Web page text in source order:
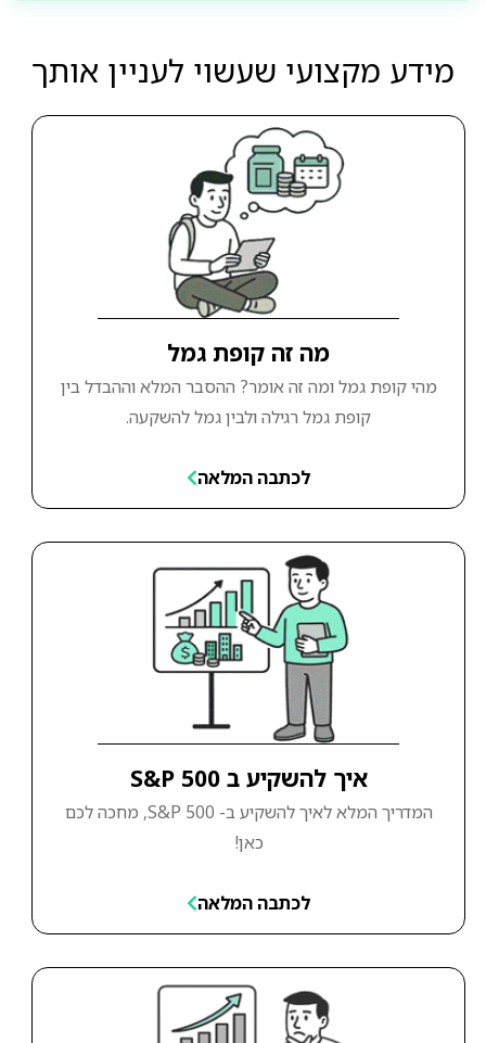
מידע מקצועי שעשוי לעניין אותך
מה זה קופת גמל
מהי קופת גמל ומה זה אומר? ההסבר המלא וההבדל בין
קופת גמל רגילה ולבין גמל להשקעה.
לכתבה המלאה
איך להשקיע ב S&P 500
המדריך המלא לאיך להשקיע ב- S&P 500, מחכה לכם
כאן!
לכתבה המלאה